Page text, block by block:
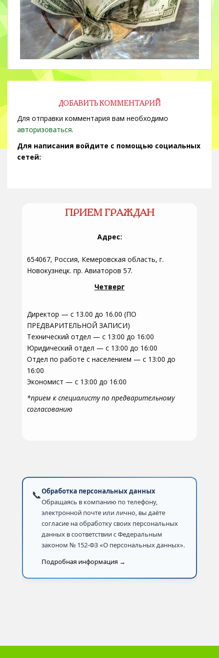
ДОБАВИТЬ КОММЕНТАРИЙ
Для отправки комментария вам необходимо
авторизоваться.
Для написания войдите с помощью социальных
сетей:
ПРИЕМ ГРАЖДАН
Адрес:
654067, Россия, Кемеровская область, г.
Новокузнецк. пр. Авиаторов 57.
Четверг
Директор — с 13.00 до 16.00 (ПО
ПРЕДВАРИТЕЛЬНОЙ ЗАПИСИ)
Технический отдел — с 13:00 до 16:00
Юридический отдел — с 13:00 до 16:00
Отдел по работе с населением — с 13:00 до
16:00
Экономист — с 13:00 до 16:00
*прием к специалисту по предварительному
согласованию
📞Обработка персональных данных
Обращаясь в компанию по телефону,
электронной почте или лично, вы даёте
согласие на обработку своих персональных
данных в соответствии с Федеральным
законом № 152-ФЗ «О персональных данных».
Подробная информация →